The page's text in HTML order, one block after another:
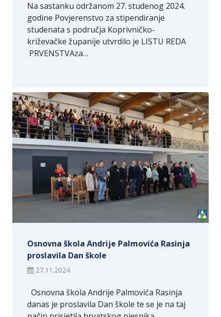
Na sastanku održanom 27. studenog 2024.
godine Povjerenstvo za stipendiranje
studenata s područja Koprivničko-
križevačke županije utvrdilo je LISTU REDA
PRVENSTVAza…
Osnovna škola Andrije Palmovića Rasinja
proslavila Dan škole
27.11.2024.
Osnovna škola Andrije Palmovića Rasinja
danas je proslavila Dan škole te se je na taj